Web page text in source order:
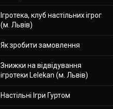
Ігротека, клуб настільних ігрог
(м. Львів)
Як зробити замовлення
Знижки на відвідування
ігротеки Lelekan (м. Львів)
Настільні Ігри Гуртом